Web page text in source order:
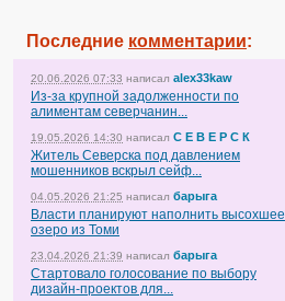
Последние комментарии:
20.06.2026 07:33 написал alex33kaw
Из-за крупной задолженности по
алиментам северчанин...
19.05.2026 14:30 написал С Е В Е Р С К
Житель Северска под давлением
мошенников вскрыл сейф...
04.05.2026 21:25 написал барыга
Власти планируют наполнить высохшее
озеро из Томи
23.04.2026 21:39 написал барыга
Стартовало голосование по выбору
дизайн-проектов для...